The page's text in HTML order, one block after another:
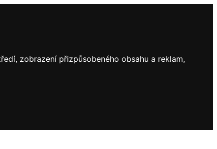
zobrazení přizpůsobeného obsahu a reklam,